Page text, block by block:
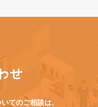
せ
てのご相談は、